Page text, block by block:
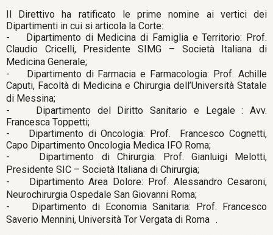
Il Direttivo ha ratificato le prime nomine ai vertici dei
Dipartimenti in cui si articola la Corte:
- Dipartimento di Medicina di Famiglia e Territorio: Prof.
Claudio Cricelli, Presidente SIMG – Società Italiana di
Medicina Generale;
- Dipartimento di Farmacia e Farmacologia: Prof. Achille
Caputi, Facoltà di Medicina e Chirurgia dell’Università Statale
di Messina;
- Dipartimento del Diritto Sanitario e Legale : Avv.
Francesca Toppetti;
- Dipartimento di Oncologia: Prof. Francesco Cognetti,
Capo Dipartimento Oncologia Medica IFO Roma;
- Dipartimento di Chirurgia: Prof. Gianluigi Melotti,
Presidente SIC – Società Italiana di Chirurgia;
- Dipartimento Area Dolore: Prof. Alessandro Cesaroni,
Neurochirurgia Ospedale San Giovanni Roma;
- Dipartimento di Economia Sanitaria: Prof. Francesco
Saverio Mennini, Università Tor Vergata di Roma .